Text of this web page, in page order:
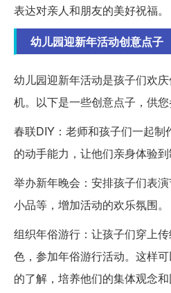
表达对亲人和朋友的美好祝福。
幼儿园迎新年活动创意点子
幼儿园迎新年活动是孩子们欢
机。以下是一些创意点子，供您
春联DIY：老师和孩子们一起制
的动手能力，让他们亲身体验到
举办新年晚会：安排孩子们表演
小品等，增加活动的欢乐氛围。
组织年俗游行：让孩子们穿上
色，参加年俗游行活动。这样
的了解，培养他们的集体观念和